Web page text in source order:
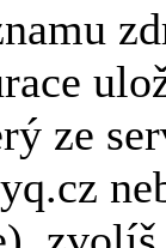
ze